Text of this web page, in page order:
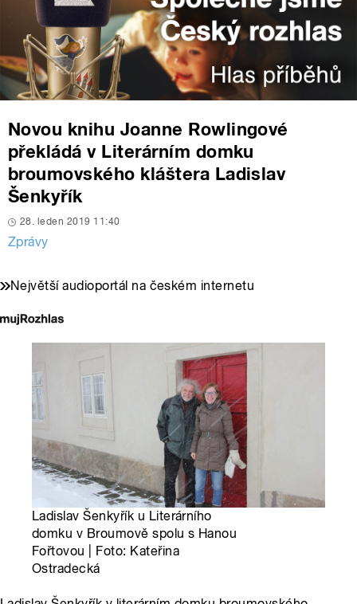
Novou knihu Joanne Rowlingové
překládá v Literárním domku
broumovského kláštera Ladislav
Šenkyřík
28. leden 2019 11:40
Zprávy
Největší audioportál na českém internetu
Ladislav Šenkyřík u Literárního
domku v Broumově spolu s Hanou
Fořtovou | Foto: Kateřina
Ostradecká